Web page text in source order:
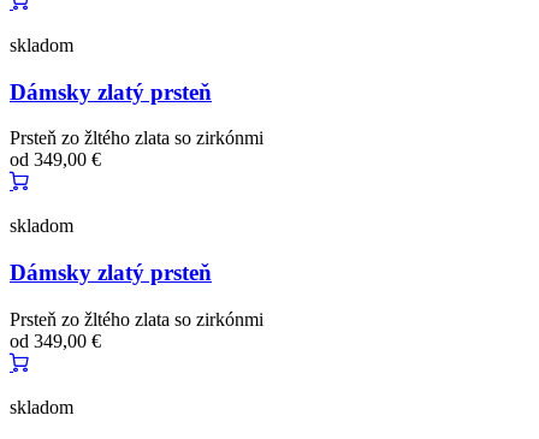
skladom
Dámsky zlatý prsteň
Prsteň zo žltého zlata so zirkónmi
od 349,00 €
skladom
Dámsky zlatý prsteň
Prsteň zo žltého zlata so zirkónmi
od 349,00 €
skladom